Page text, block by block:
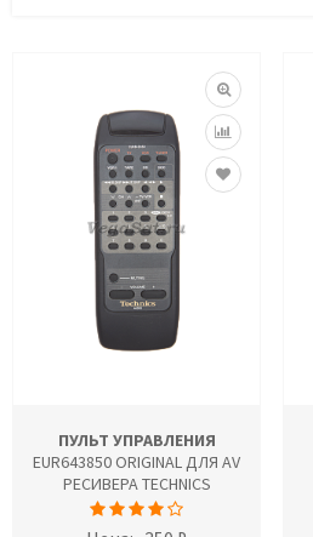
ПУЛЬТ УПРАВЛЕНИЯ
EUR643850 ORIGINAL ДЛЯ AV
РЕСИВЕРА TECHNICS